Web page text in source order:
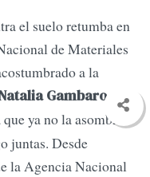
el suelo retumba en
de Materiales
a la
Gambaro se
ya no la asombra
juntas. Desde
la Agencia Nacional